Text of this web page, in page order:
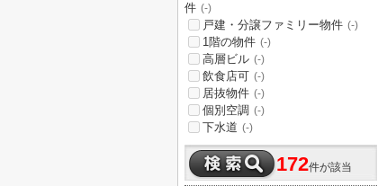
件 (-)
戸建・分譲ファミリー物件 (-)
1階の物件 (-)
高層ビル (-)
飲食店可 (-)
居抜物件 (-)
個別空調 (-)
下水道 (-)
172件が該当